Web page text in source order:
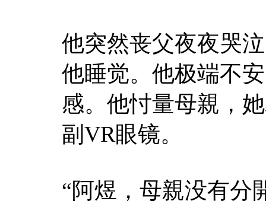
他突然丧父夜夜哭
他睡觉。他极端不
感。他忖量母親，
副VR眼镜。
“阿煜，母親没有分